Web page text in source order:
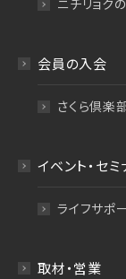
ニチリョク
会員の入会
さくら倶楽
イベント・セミ
ライフサポ
取材・営業